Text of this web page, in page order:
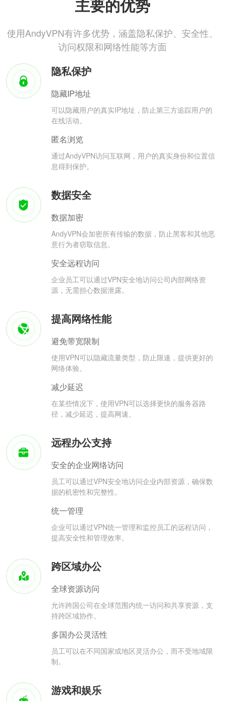
主要的优势
使用AndyVPN有许多优势，涵盖隐私保护、安全性、
访问权限和网络性能等方面
隐私保护
隐藏IP地址
可以隐藏用户的真实IP地址，防止第三方追踪用户的
在线活动。
匿名浏览
通过AndyVPN访问互联网，用户的真实身份和位置信
息得到保护。
数据安全
数据加密
AndyVPN会加密所有传输的数据，防止黑客和其他恶
意行为者窃取信息。
安全远程访问
企业员工可以通过VPN安全地访问公司内部网络资
源，无需担心数据泄露。
提高网络性能
避免带宽限制
使用VPN可以隐藏流量类型，防止限速，提供更好的
网络体验。
减少延迟
在某些情况下，使用VPN可以选择更快的服务器路
径，减少延迟，提高网速。
远程办公支持
安全的企业网络访问
员工可以通过VPN安全地访问企业内部资源，确保数
据的机密性和完整性。
统一管理
企业可以通过VPN统一管理和监控员工的远程访问，
提高安全性和管理效率。
跨区域办公
全球资源访问
允许跨国公司在全球范围内统一访问和共享资源，支
持跨区域协作。
多国办公灵活性
员工可以在不同国家或地区灵活办公，而不受地域限
制。
游戏和娱乐